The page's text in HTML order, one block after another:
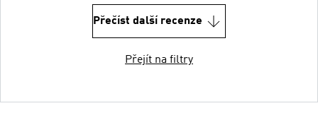
Přečíst další recenze
Přejít na filtry